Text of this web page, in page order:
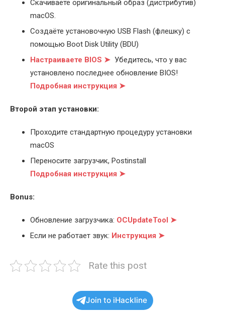
Скачиваете оригинальный образ (дистрибутив)
macOS.
Создаёте установочную USB Flash (флешку) с
помощью Boot Disk Utility (BDU)
Настраиваете BIOS ➤ Убедитесь, что у вас
установлено последнее обновление BIOS!
Подробная инструкция ➤
Второй этап установки:
Проходите стандартную процедуру установки
macOS
Переносите загрузчик, Postinstall
Подробная инструкция ➤
Bonus:
Обновление загрузчика: OCUpdateTool ➤
Если не работает звук: Инструкция ➤
Rate this post
Join to iHackline